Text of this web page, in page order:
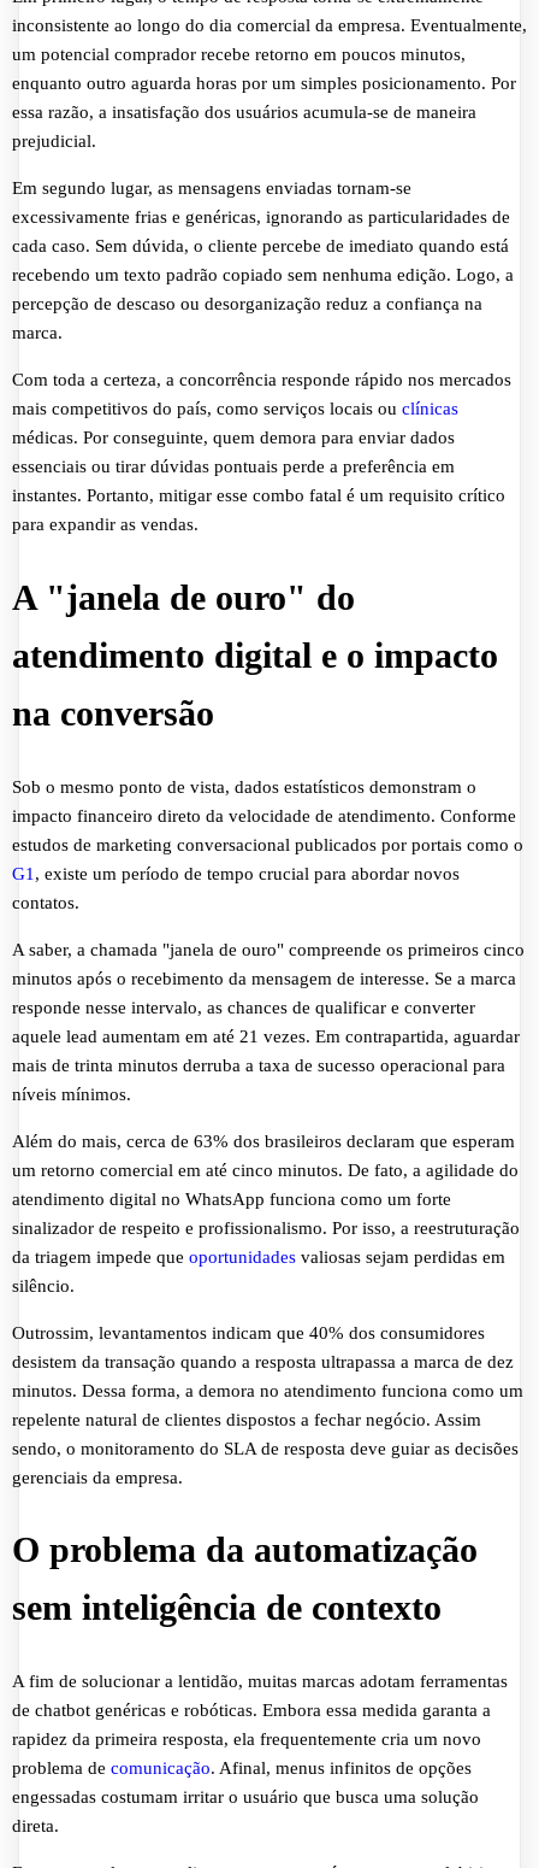
inconsistente ao longo do dia comercial da empresa. Eventualmente,
um potencial comprador recebe retorno em poucos minutos,
enquanto outro aguarda horas por um simples posicionamento. Por
essa razão, a insatisfação dos usuários acumula-se de maneira
prejudicial.
Em segundo lugar, as mensagens enviadas tornam-se
excessivamente frias e genéricas, ignorando as particularidades de
cada caso. Sem dúvida, o cliente percebe de imediato quando está
recebendo um texto padrão copiado sem nenhuma edição. Logo, a
percepção de descaso ou desorganização reduz a confiança na
marca.
Com toda a certeza, a concorrência responde rápido nos mercados
mais competitivos do país, como serviços locais ou clínicas
médicas. Por conseguinte, quem demora para enviar dados
essenciais ou tirar dúvidas pontuais perde a preferência em
instantes. Portanto, mitigar esse combo fatal é um requisito crítico
para expandir as vendas.
A "janela de ouro" do
atendimento digital e o impacto
na conversão
Sob o mesmo ponto de vista, dados estatísticos demonstram o
impacto financeiro direto da velocidade de atendimento. Conforme
estudos de marketing conversacional publicados por portais como o
G1 , existe um período de tempo crucial para abordar novos
contatos.
A saber, a chamada "janela de ouro" compreende os primeiros cinco
minutos após o recebimento da mensagem de interesse. Se a marca
responde nesse intervalo, as chances de qualificar e converter
aquele lead aumentam em até 21 vezes. Em contrapartida, aguardar
mais de trinta minutos derruba a taxa de sucesso operacional para
níveis mínimos.
Além do mais, cerca de 63% dos brasileiros declaram que esperam
um retorno comercial em até cinco minutos. De fato, a agilidade do
atendimento digital no WhatsApp funciona como um forte
sinalizador de respeito e profissionalismo. Por isso, a reestruturação
da triagem impede que oportunidades valiosas sejam perdidas em
silêncio.
Outrossim, levantamentos indicam que 40% dos consumidores
desistem da transação quando a resposta ultrapassa a marca de dez
minutos. Dessa forma, a demora no atendimento funciona como um
repelente natural de clientes dispostos a fechar negócio. Assim
sendo, o monitoramento do SLA de resposta deve guiar as decisões
gerenciais da empresa.
O problema da automatização
sem inteligência de contexto
A fim de solucionar a lentidão, muitas marcas adotam ferramentas
de chatbot genéricas e robóticas. Embora essa medida garanta a
rapidez da primeira resposta, ela frequentemente cria um novo
problema de comunicação. Afinal, menus infinitos de opções
engessadas costumam irritar o usuário que busca uma solução
direta.